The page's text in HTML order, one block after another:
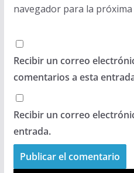
navegador para la próxima
Recibir un correo
comentarios a esta
Recibir un correo
entrada.